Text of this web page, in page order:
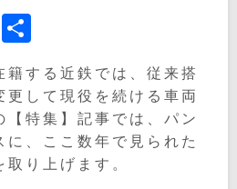
Line
有
籍する近鉄では、従来搭
更して現役を続ける車両
【特集】記事では、パン
に、ここ数年で見られた
り上げます。